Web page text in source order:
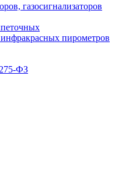
газосигнализаторов
пирометров
ФЗ